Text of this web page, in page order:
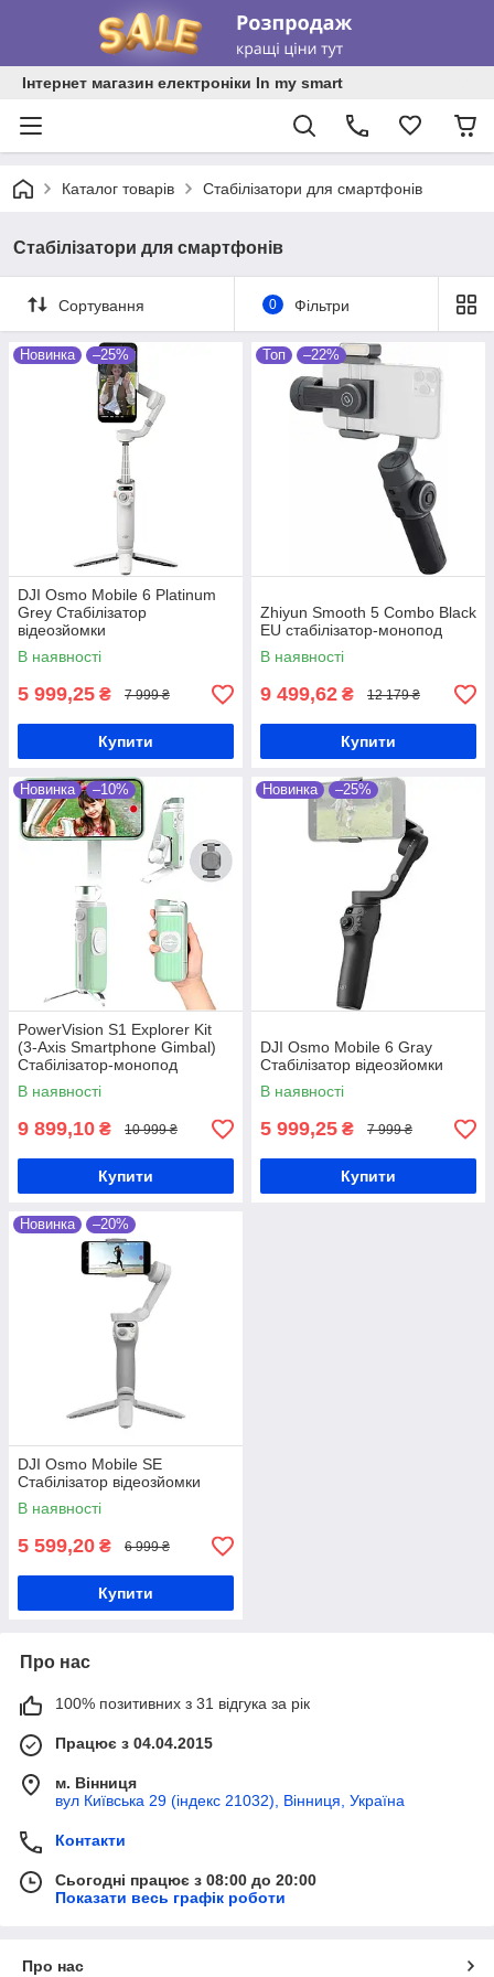
Інтернет магазин електроніки In my smart
Каталог товарів Стабілізатори для смартфонів
Стабілізатори для смартфонів
Сортування 0 Фільтри
Новинка –25%
DJI Osmo Mobile 6 Platinum
Grey Стабілізатор
відеозйомки
В наявності
5 999,25 ₴ 7 999 ₴
Купити
Топ –22%
Zhiyun Smooth 5 Combo Black
EU стабілізатор-монопод
В наявності
9 499,62 ₴ 12 179 ₴
Купити
Новинка –10%
PowerVision S1 Explorer Kit
(3-Axis Smartphone Gimbal)
Стабілізатор-монопод
В наявності
9 899,10 ₴ 10 999 ₴
Купити
Новинка –25%
DJI Osmo Mobile 6 Gray
Стабілізатор відеозйомки
В наявності
5 999,25 ₴ 7 999 ₴
Купити
Новинка –20%
DJI Osmo Mobile SE
Стабілізатор відеозйомки
В наявності
5 599,20 ₴ 6 999 ₴
Купити
Про нас
100% позитивних з 31 відгука за рік
Працює з 04.04.2015
м. Вінниця
вул Київська 29 (індекс 21032), Вінниця, Україна
Контакти
Сьогодні працює з 08:00 до 20:00
Показати весь графік роботи
Про нас